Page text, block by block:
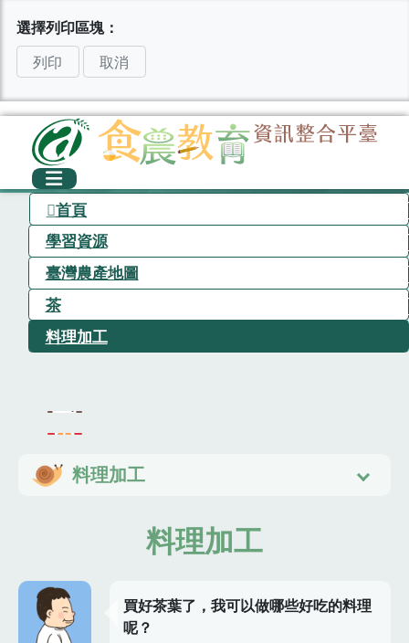
選擇列印區塊：
列印
取消
首頁
學習資源
臺灣農產地圖
茶
料理加工
料理加工
料理加工
買好茶葉了，我可以做哪些好吃的料理
呢？